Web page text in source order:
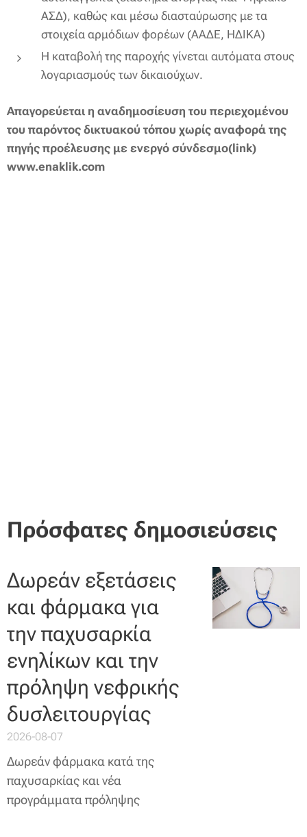
ΑΣΔ), καθώς και μέσω διασταύρωσης με τα
στοιχεία αρμόδιων φορέων (ΑΑΔΕ, ΗΔΙΚΑ)
Η καταβολή της παροχής γίνεται αυτόματα στους
λογαριασμούς των δικαιούχων.
Απαγορεύεται η αναδημοσίευση του περιεχομένου
του παρόντος δικτυακού τόπου χωρίς αναφορά της
πηγής προέλευσης με ενεργό σύνδεσμο(link)
www.enaklik.com
Πρόσφατες δημοσιεύσεις
Δωρεάν εξετάσεις
και φάρμακα για
την παχυσαρκία
ενηλίκων και την
πρόληψη νεφρικής
δυσλειτουργίας
2026-08-07
Δωρεάν φάρμακα κατά της
παχυσαρκίας και νέα
προγράμματα πρόληψης